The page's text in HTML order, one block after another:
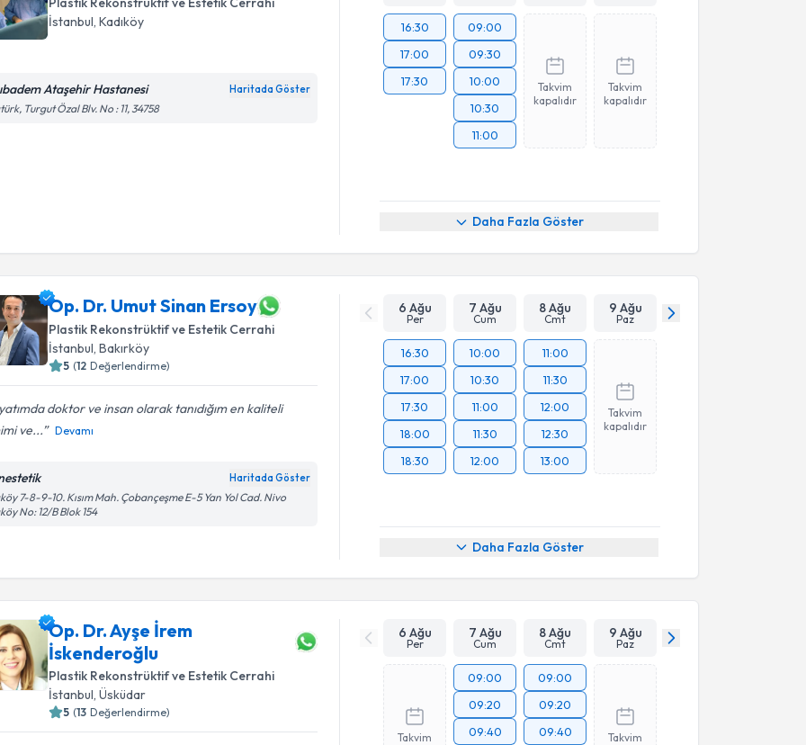
İstanbul, Kadıköy
Ataşehir Hastanesi Haritada Göster
Turgut Özal Blv. No : 11, 34758
16:30
17:00
17:30
09:00
09:30
10:00
10:30
11:00
Takvim
kapalıdır
Takvim
kapalıdır
Daha Fazla Göster
Op. Dr. Umut Sinan Ersoy
Plastik Rekonstrüktif ve Estetik Cerrahi
İstanbul , Bakırköy
5 (12 Değerlendirme)
doktor ve insan olarak tanıdığım en kaliteli
ve...
Devamı
Haritada Göster
7-8-9-10. Kısım Mah. Çobançeşme E-5 Yan Yol Cad. Nivo
No: 12/B Blok 154
6 Ağu
Per
7 Ağu
Cum
8 Ağu
Cmt
9 Ağu
Paz
16:30
17:00
17:30
18:00
18:30
10:00
10:30
11:00
11:30
12:00
11:00
11:30
12:00
12:30
13:00
Takvim
kapalıdır
Daha Fazla Göster
Op. Dr. Ayşe İrem
İskenderoğlu
Plastik Rekonstrüktif ve Estetik Cerrahi
İstanbul, Üsküdar
5 (13 Değerlendirme)
6 Ağu
Per
7 Ağu
Cum
8 Ağu
Cmt
9 Ağu
Paz
Takvim
09:00
09:20
09:40
09:00
09:20
09:40
Takvim